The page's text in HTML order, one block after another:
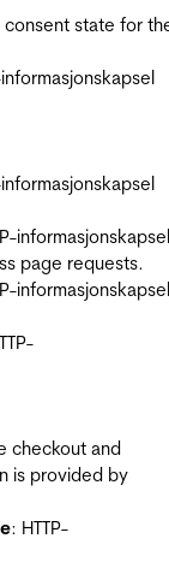
state for
informasjonskapsel
informasjonskapsel
informasjonskapsel
page requests.
informasjonskapsel
checkout and
is provided by
: HTTP-